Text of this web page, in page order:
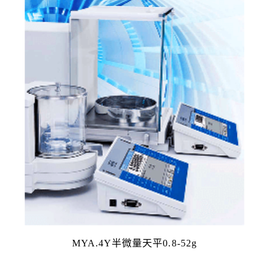
MYA.4Y半微量天平0.8-52g